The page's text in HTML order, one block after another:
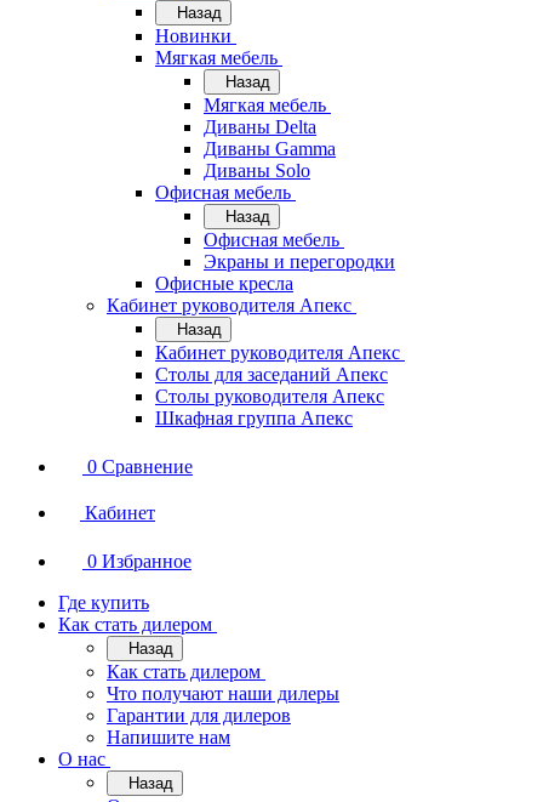
Назад
Новинки
Мягкая мебель
Назад
Мягкая мебель
Диваны Delta
Диваны Gamma
Диваны Solo
Офисная мебель
Назад
Офисная мебель
Экраны и перегородки
Офисные кресла
Кабинет руководителя Апекс
Назад
Кабинет руководителя Апекс
Столы для заседаний Апекс
Столы руководителя Апекс
Шкафная группа Апекс
0 Сравнение
Кабинет
0 Избранное
Где купить
Как стать дилером
Назад
Как стать дилером
Что получают наши дилеры
Гарантии для дилеров
Напишите нам
О нас
Назад